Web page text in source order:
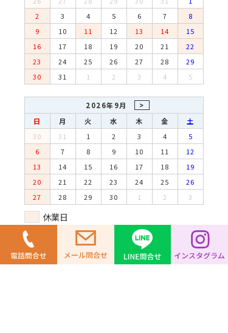
受付 月曜日～金曜日 10:00～19:00
第1,3,5土曜日 10:00～16:00